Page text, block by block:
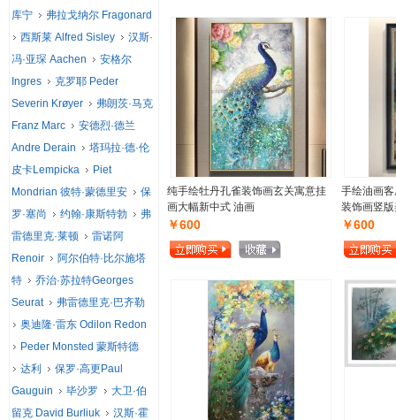
纯手绘牡丹孔雀装饰画玄关寓意挂
画大幅新中式 油画
￥600
手绘油画
装饰画竖
￥600
库宁
弗拉戈纳尔 Fragonard
西斯莱 Alfred Sisley
汉斯·
冯·亚琛 Aachen
安格尔
Ingres
克罗耶 Peder
Severin Krøyer
弗朗茨·马克
Franz Marc
安德烈·德兰
Andre Derain
塔玛拉·德·伦
皮卡Lempicka
Piet
Mondrian 彼特·蒙德里安
保
罗·塞尚
约翰·康斯特勃
弗
雷德里克·莱顿
雷诺阿
Renoir
阿尔伯特·比尔施塔
特
乔治·苏拉特Georges
Seurat
弗雷德里克·巴齐勒
奥迪隆·雷东 Odilon Redon
Peder Monsted 蒙斯特德
达利
保罗·高更Paul
Gauguin
毕沙罗
大卫·伯
留克 David Burliuk
汉斯·霍